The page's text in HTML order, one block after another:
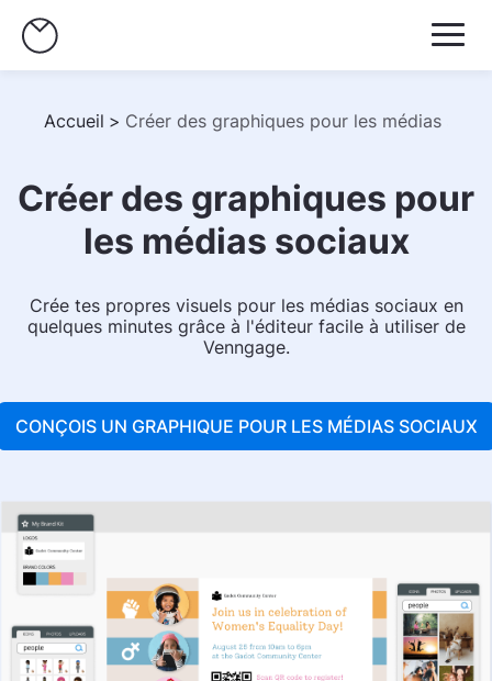
Accueil > Créer des graphiques pour les médias
Créer des graphiques pour
les médias sociaux
Crée tes propres visuels pour les médias sociaux en
quelques minutes grâce à l'éditeur facile à utiliser de
Venngage.
CONÇOIS UN GRAPHIQUE POUR LES MÉDIAS SOCIAUX